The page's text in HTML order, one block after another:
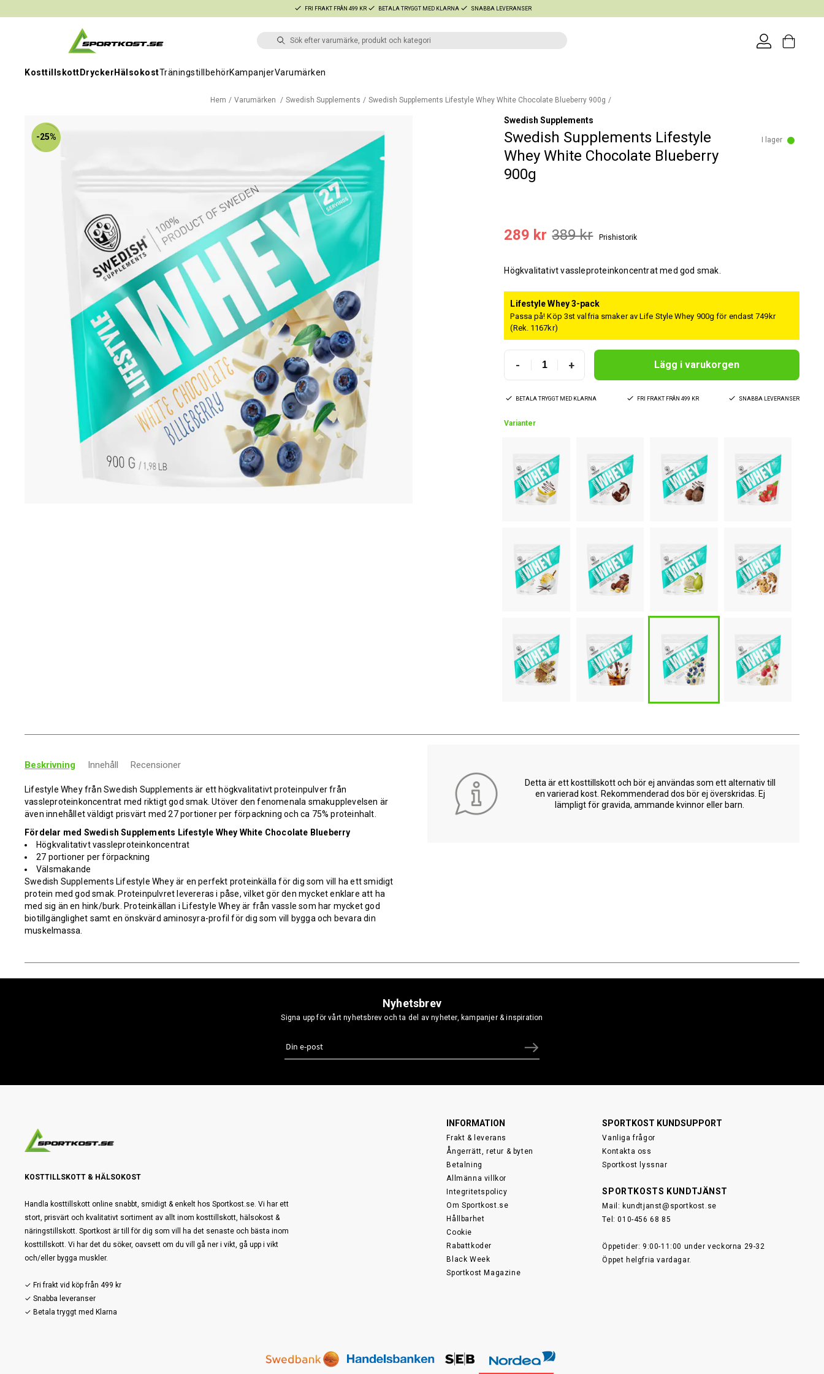
FRI FRAKT FRÅN 499 KR BETALA TRYGGT MED KLARNA SNABBA LEVERANSER
KosttillskottDryckerHälsokostTräningstillbehörKampanjerVarumärken
Hem Varumärken Swedish Supplements Swedish Supplements Lifestyle Whey White Chocolate Blueberry 900g
-25%
Swedish Supplements
Swedish Supplements Lifestyle
Whey White Chocolate Blueberry
900g
I lager
289 kr 389 kr Prishistorik
Högkvalitativt vassleproteinkoncentrat med god smak.
Lifestyle Whey 3-pack
Passa på! Köp 3st valfria smaker av Life Style Whey 900g för endast 749kr
(Rek. 1167kr)
- + Lägg i varukorgen
BETALA TRYGGT MED KLARNA FRI FRAKT FRÅN 499 KR SNABBA LEVERANSER
Varianter
Beskrivning Innehåll Recensioner
Lifestyle Whey från Swedish Supplements är ett högkvalitativt proteinpulver från
vassleproteinkoncentrat med riktigt god smak. Utöver den fenomenala smakupplevelsen är
även innehållet väldigt prisvärt med 27 portioner per förpackning och ca 75% proteinhalt.
Fördelar med Swedish Supplements Lifestyle Whey White Chocolate Blueberry
Högkvalitativt vassleproteinkoncentrat
27 portioner per förpackning
Välsmakande
Swedish Supplements Lifestyle Whey är en perfekt proteinkälla för dig som vill ha ett smidigt
protein med god smak. Proteinpulvret levereras i påse, vilket gör den mycket enklare att ha
med sig än en hink/burk. Proteinkällan i Lifestyle Whey är från vassle som har mycket god
biotillgänglighet samt en önskvärd aminosyra-profil för dig som vill bygga och bevara din
muskelmassa.
Detta är ett kosttillskott och bör ej användas som ett alternativ till
en varierad kost. Rekommenderad dos bör ej överskridas. Ej
lämpligt för gravida, ammande kvinnor eller barn.
Nyhetsbrev
Signa upp för vårt nyhetsbrev och ta del av nyheter, kampanjer & inspiration
KOSTTILLSKOTT & HÄLSOKOST
Handla kosttillskott online snabbt, smidigt & enkelt hos Sportkost.se. Vi har ett
stort, prisvärt och kvalitativt sortiment av allt inom kosttillskott, hälsokost &
näringstillskott. Sportkost är till för dig som vill ha det senaste och bästa inom
kosttillskott. Vi har det du söker, oavsett om du vill gå ner i vikt, gå upp i vikt
och/eller bygga muskler.
✓ Fri frakt vid köp från 499 kr
✓ Snabba leveranser
✓ Betala tryggt med Klarna
INFORMATION
Frakt & leverans
Ångerrätt, retur & byten
Betalning
Allmänna villkor
Integritetspolicy
Om Sportkost.se
Hållbarhet
Cookie
Rabattkoder
Black Week
Sportkost Magazine
SPORTKOST KUNDSUPPORT
Vanliga frågor
Kontakta oss
Sportkost lyssnar
SPORTKOSTS KUNDTJÄNST
Mail: kundtjanst@sportkost.se
Tel: 010-456 68 85
Öppetider: 9:00-11:00 under veckorna 29-32
Öppet helgfria vardagar.